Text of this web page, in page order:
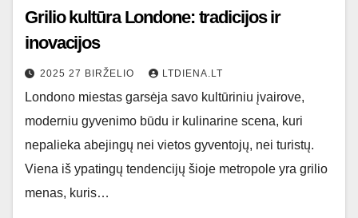
Grilio kultūra Londone: tradicijos ir
inovacijos
2025 27 BIRŽELIO LTDIENA.LT
Londono miestas garsėja savo kultūriniu įvairove,
moderniu gyvenimo būdu ir kulinarine scena, kuri
nepalieka abejingų nei vietos gyventojų, nei turistų.
Viena iš ypatingų tendencijų šioje metropole yra grilio
menas, kuris…